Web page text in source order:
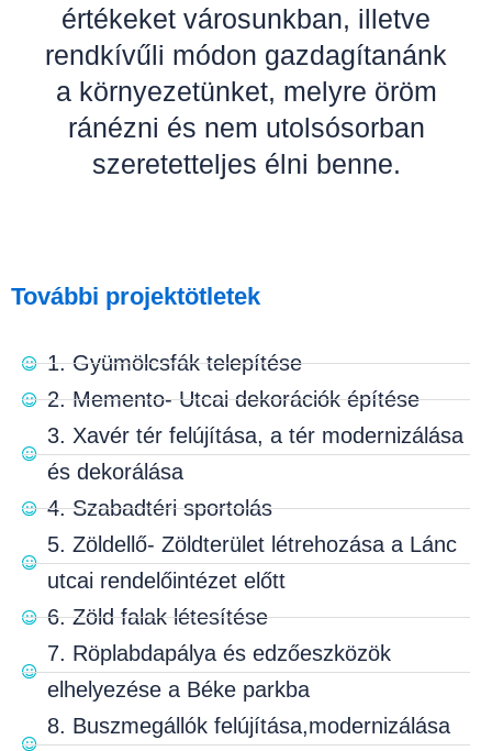
értékeket városunkban, illetve
rendkívűli módon gazdagítanánk
a környezetünket, melyre öröm
ránézni és nem utolsósorban
szeretetteljes élni benne.
További projektötletek
1. Gyümölcsfák telepítése
2. Memento- Utcai dekorációk építése
3. Xavér tér felújítása, a tér modernizálása
és dekorálása
4. Szabadtéri sportolás
5. Zöldellő- Zöldterület létrehozása a Lánc
utcai rendelőintézet előtt
6. Zöld falak létesítése
7. Röplabdapálya és edzőeszközök
elhelyezése a Béke parkba
8. Buszmegállók felújítása,modernizálása